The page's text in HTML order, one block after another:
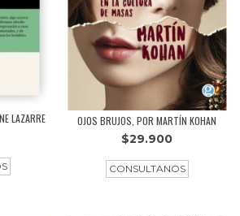
LAZARRE OJOS BRUJOS, POR MARTÍN KOHAN
$29.900